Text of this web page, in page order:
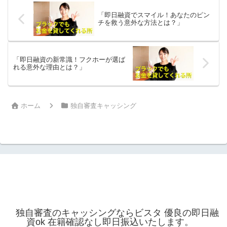
「即日融資でスマイル！あなたのピン
チを救う意外な方法とは？」
「即日融資の新常識！フクホーが選ば
れる意外な理由とは？」
ホーム 独自審査キャッシング
独自審査のキャッシングならビスタ 優良の即日融
資ok 在籍確認なし即日振込いたします。